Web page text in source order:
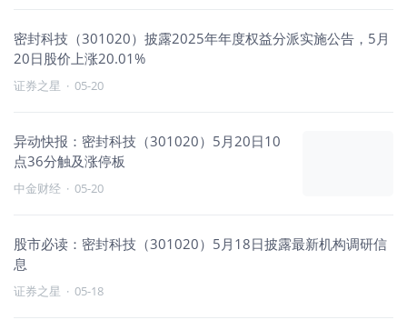
密封科技（301020）披露2025年年度权益分派实施公告，5月
20日股价上涨20.01%
证券之星 · 05-20
异动快报：密封科技（301020）5月20日10
点36分触及涨停板
中金财经 · 05-20
股市必读：密封科技（301020）5月18日披露最新机构调研信
息
证券之星 · 05-18